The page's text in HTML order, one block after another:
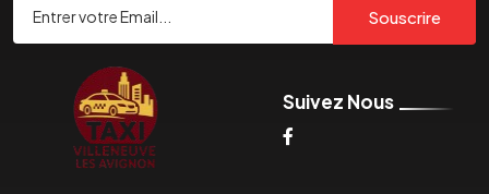
Souscrire
Suivez Nous